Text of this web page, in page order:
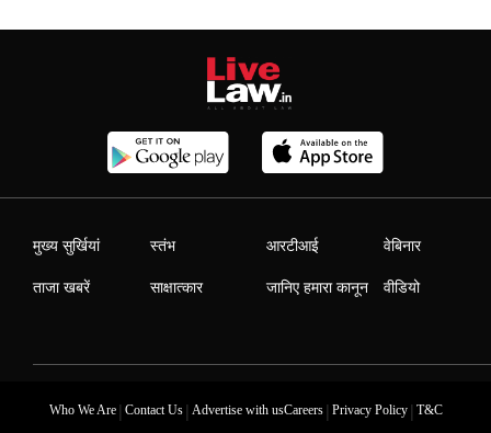
मुख्य सुर्खियां
ताजा खबरें
स्तंभ
साक्षात्कार
आरटीआई
जानिए हमारा कानून
वेबिनार
वीडियो
Who We Are| Contact Us| Advertise with usCareers| Privacy Policy| T&C